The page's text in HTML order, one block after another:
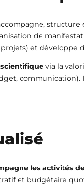
structure
de
et développe
via la
les activités
et budgétaire